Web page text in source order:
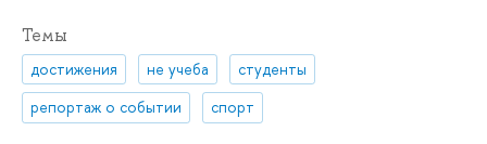
Темы
достижения не учеба
студенты
репортаж о событии
спорт